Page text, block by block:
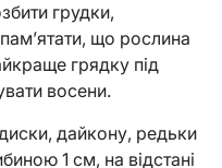
грудки,
що рослина
грядку під
восени.
дайкону, редьки
1 см, на відстані